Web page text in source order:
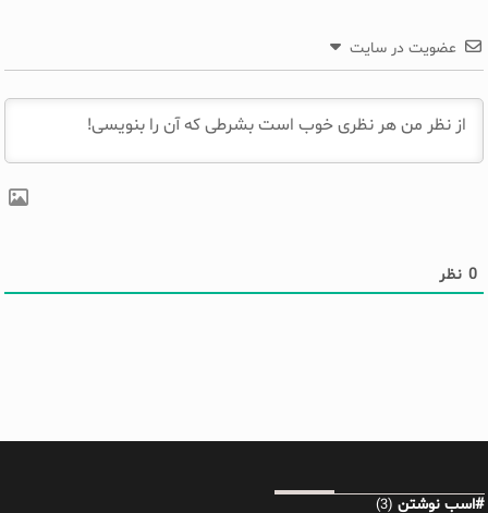
عضویت در سایت
0 نظر
#اسب نوشتن (3)